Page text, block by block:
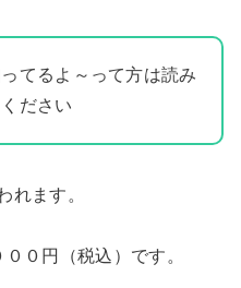
てるよ～って方は読み
ださい
れます。
０円（税込）です。